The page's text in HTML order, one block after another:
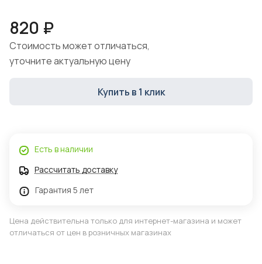
820 ₽
Стоимость может отличаться,
уточните актуальную цену
Купить в 1 клик
Есть в наличии
Рассчитать доставку
Гарантия 5 лет
Цена действительна только для интернет-магазина и может
отличаться от цен в розничных магазинах